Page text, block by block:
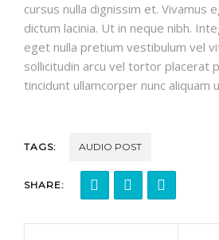
cursus nulla dignissim et. Vivamus
dictum lacinia. Ut in neque nibh.
eget nulla pretium vestibulum vel
sollicitudin arcu vel tortor placerat
tincidunt ullamcorper nunc aliquam
TAGS: AUDIO POST
SHARE: